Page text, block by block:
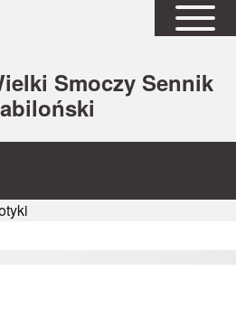
Smoczy Sennik
Menu